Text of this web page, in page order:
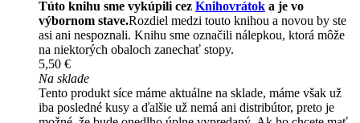
Túto knihu sme vykúpili cez Knihovrátok a je vo
výbornom stave.Rozdiel medzi touto knihou a novou by ste
asi ani nespoznali. Knihu sme označili nálepkou, ktorá môže
na niektorých obaloch zanechať stopy.
5,50 €
Na sklade
Tento produkt síce máme aktuálne na sklade, máme však už
iba posledné kusy a ďalšie už nemá ani distribútor, preto je